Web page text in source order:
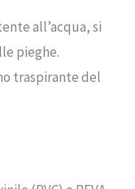
all’acqua, si
pieghe.
traspirante del